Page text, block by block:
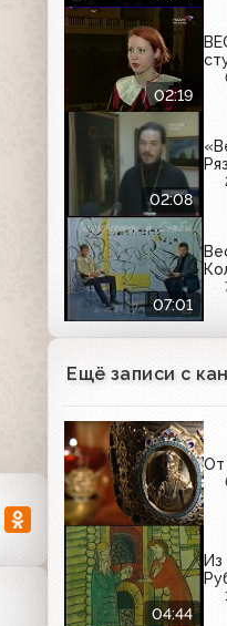
02:19
02:08
07:01
Ещё записи с
От
04:44
Из